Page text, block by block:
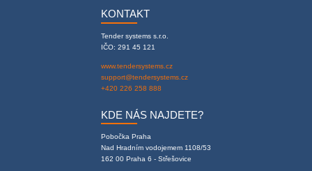
KONTAKT
Tender systems s.r.o.
IČO: 291 45 121
www.tendersystems.cz
support@tendersystems.cz
+420 226 258 888
KDE NÁS NAJDETE?
Pobočka Praha
Nad Hradním vodojemem 1108/53
162 00 Praha 6 - Střešovice